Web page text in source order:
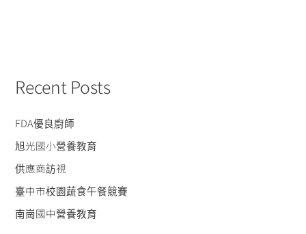
Recent Posts
FDA優良廚師
旭光國小營養教育
供應商訪視
臺中市校園蔬食午餐競賽
南崗國中營養教育